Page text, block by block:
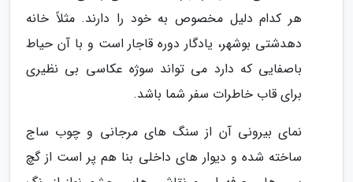
هر کدام دلیل مخصوص به خود را دارند. مثلاً خانه
دهدشتی بوشهر، یادگار دوره قاجار است و با آن حیاط
باصفایی که دارد می تواند سوژه عکاسی بی نظیری
برای قاب خاطرات سفر شما باشد.
نمای بیرونی آن از سنگ های مرجانی و چوب ساج
ساخته شده و دیوار های داخلی بنا هم پر است از گچ